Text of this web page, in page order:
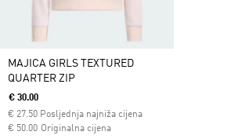
MAJICA GIRLS TEXTURED
QUARTER ZIP
€ 30.00
€ 27.50 Posljednja najniža cijena
Originalna cijena
Cijena umanjena od
€ 50.00za